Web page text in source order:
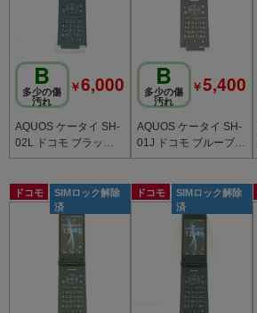
B
多少の傷
汚れ
￥6,000
AQUOS ケータイ SH-
02L ドコモ ブラック c
20751
B
多少の傷
汚れ
￥5,400
AQUOS ケータイ SH-
01J ドコモ ブルーブラ
ック c20746
ドコモ
SIMロック解除
済
ドコモ
SIMロック解除
済